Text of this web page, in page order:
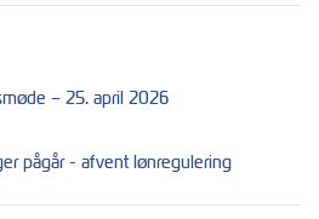
– 25. april 2026
pågår - afvent lønregulering